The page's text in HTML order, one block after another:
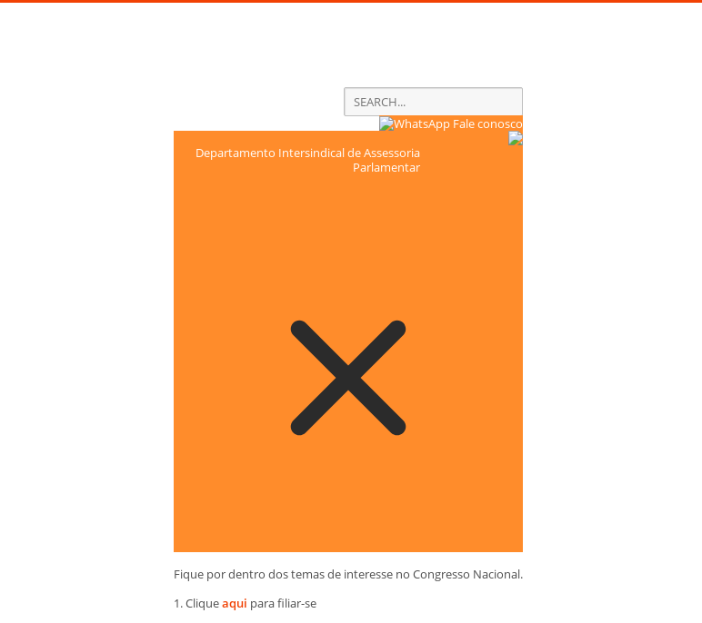
Fale conosco
Departamento Intersindical de Assessoria
Parlamentar
Fique por dentro dos temas de interesse no Congresso Nacional.
1. Cliqueaqui para filiar-se